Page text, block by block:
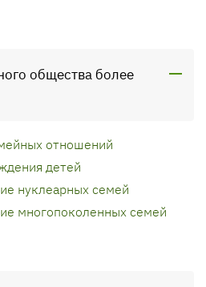
общества более
отношений
детей
нуклеарных семей
многопоколенных семей